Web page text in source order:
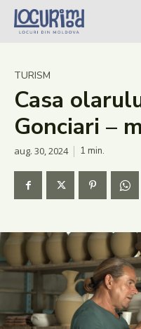
Caută în site...
Știri
Evenimente
Dezvoltare rurală
Turism
Vinării
Patrimoniu
Produs Acasă
TURISM
Casa
Gonciari –
aug. 30, 2024 1 min.